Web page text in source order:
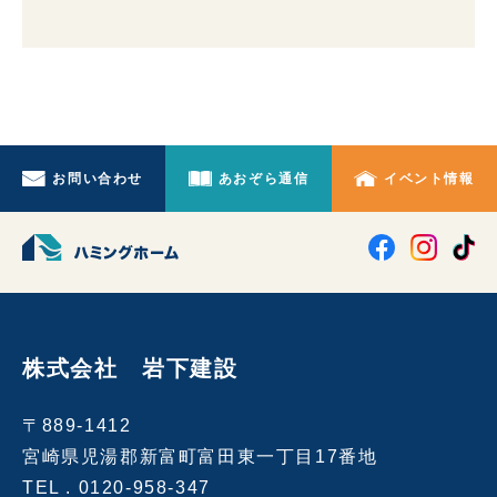
お問い合わせ あおぞら通信 イベント情報
株式会社 岩下建設
〒889-1412
宮崎県児湯郡新富町富田東一丁目17番地
TEL . 0120-958-347